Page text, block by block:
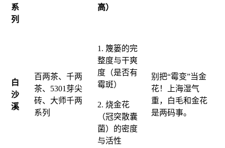
系
列
高）
白
沙
溪
百两茶、千两
茶、5301芽尖
砖、大师千两
系列
1. 篾篓的完
整度与干爽
度（是否有
霉斑）
2. 烧金花
（冠突散囊
菌）的密度
与活性
别把“霉变”当金
花！上海湿气
重，白毛和金花
是两码事。